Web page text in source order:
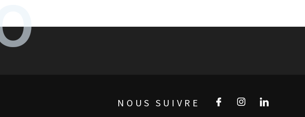
NOUS SUIVRE